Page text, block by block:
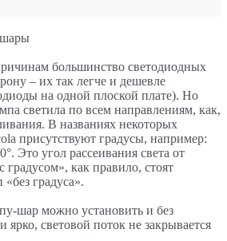
большинство светодиодных
– их так легче и дешевле
на одной плоской плате). Но
светила по всем направлениям, как,
В названиях некоторых
присутствуют градусы, например:
Это угол рассеивания света от
как правило, стоят
градуса».
шар можно установить и без
ярко, световой поток не закрывается